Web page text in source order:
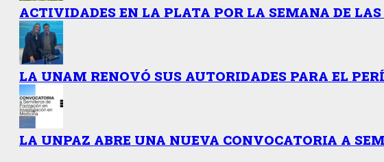
ACTIVIDADES EN LA PLATA POR LA SEMANA DE LAS
LA UNAM RENOVÓ SUS AUTORIDADES PARA EL
LA UNPAZ ABRE UNA NUEVA CONVOCATORIA A